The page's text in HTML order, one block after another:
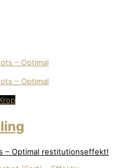
– Optimal restitutionseffekt!